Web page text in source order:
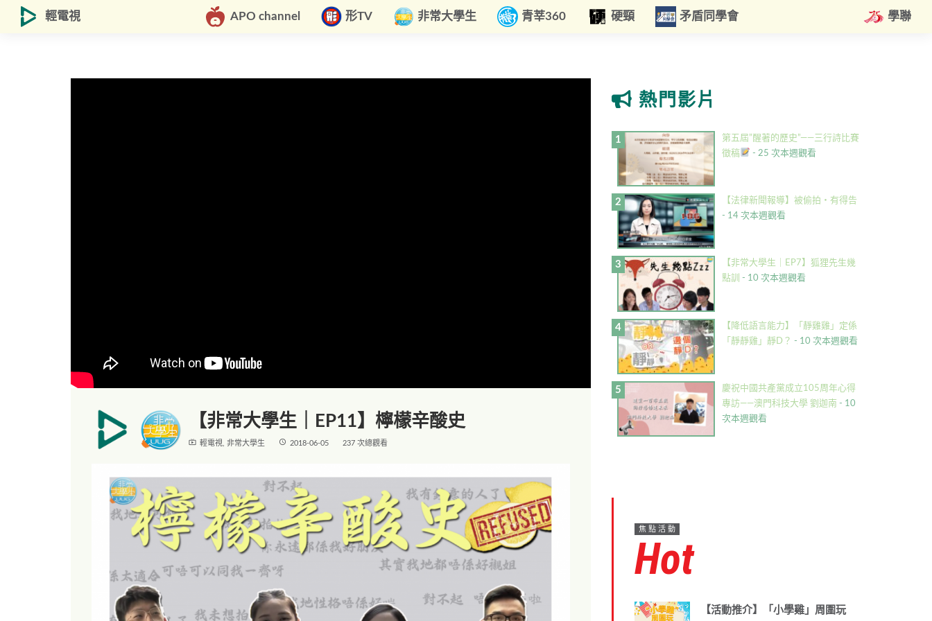
輕電視 APO channel 形TV 非常大學生 青莘360 硬頸 矛盾同學會 學聯
【非常大學生｜EP11】檸檬辛酸史
live_tv 輕電視 非常大學生 access_time 2018-06-05 237 次總觀看
熱門影片
第五屆”醒著的歷史”——三行詩比賽
徵稿
- 25 次本週觀看
【法律新聞報導】被偷拍・有得告
- 14 次本週觀看
【非常大學生｜EP7】狐狸先生幾
點訓 - 10 次本週觀看
【降低語言能力】「靜雞雞」定係
「靜靜雞」靜D？ - 10 次本週觀看
慶祝中國共產黨成立105周年心得
專訪——澳門科技大學 劉迦南 - 10
次本週觀看
焦點活動
Hot
【活動推介】「小學雞」周圍玩